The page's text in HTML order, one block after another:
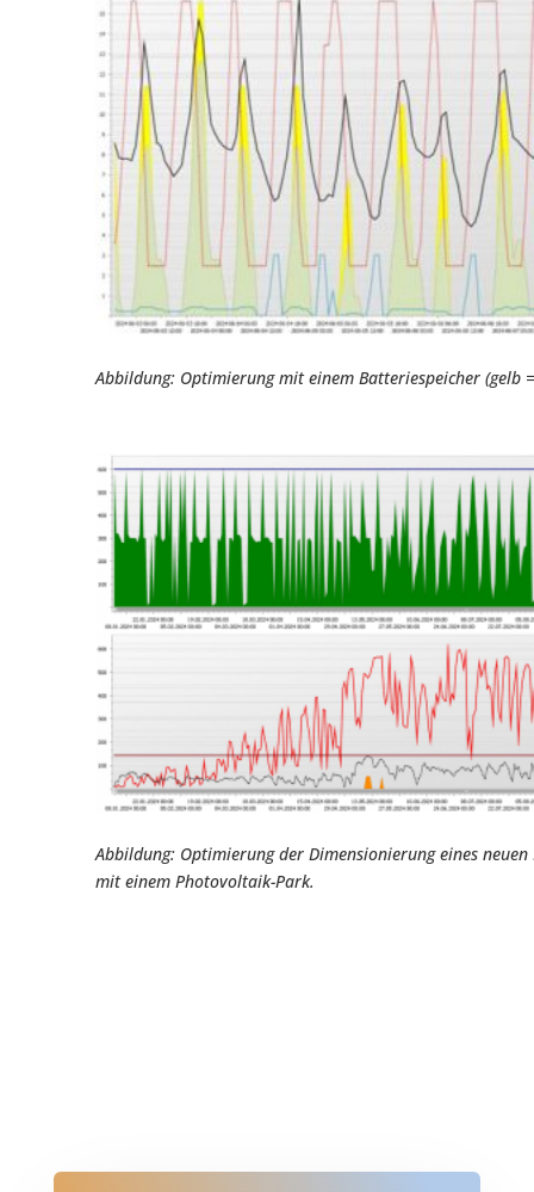
Abbildung: Optimierung mit einem Batteriespeicher (gelb
Abbildung: Optimierung der Dimensionierung eines
mit einem Photovoltaik-Park.